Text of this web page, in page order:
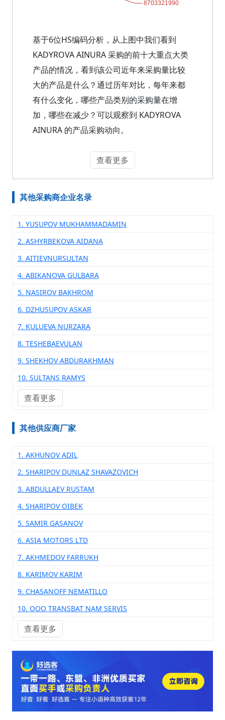
基于6位HS编码分析，从上图中我们看到
KADYROVA AINURA 采购的前十大重点大类
产品的情况，看到该公司近年来采购量比较
大的产品是什么？通过历年对比，每年来都
有什么变化，哪些产品类别的采购量在增
加，哪些在减少？可以观察到 KADYROVA
AINURA 的产品采购动向。
查看更多
其他采购商企业名录
1. YUSUPOV MUKHAMMADAMIN
2. ASHYRBEKOVA AIDANA
3. AITIEVNURSULTAN
4. ABIKANOVA GULBARA
5. NASIROV BAKHROM
6. DZHUSUPOV ASKAR
7. KULUEVA NURZARA
8. TESHEBAEVULAN
9. SHEKHOV ABDURAKHMAN
10. SULTANS RAMYS
查看更多
其他供应商厂家
1. AKHUNOV ADIL
2. SHARIPOV DUNLAZ SHAVAZOVICH
3. ABDULLAEV RUSTAM
4. SHARIPOV OIBEK
5. SAMIR GASANOV
6. ASIA MOTORS LTD
7. AKHMEDOV FARRUKH
8. KARIMOV KARIM
9. CHASANOFF NEMATILLO
10. ООО TRANSBAT NAM SERVIS
查看更多